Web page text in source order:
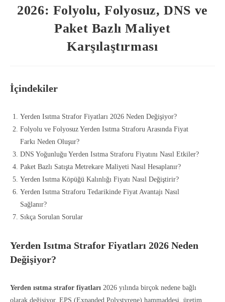
2026: Folyolu, Folyosuz, DNS ve
Paket Bazlı Maliyet
Karşılaştırması
İçindekiler
Yerden Isıtma Strafor Fiyatları 2026 Neden Değişiyor?
Folyolu ve Folyosuz Yerden Isıtma Straforu Arasında Fiyat
Farkı Neden Oluşur?
DNS Yoğunluğu Yerden Isıtma Straforu Fiyatını Nasıl Etkiler?
Paket Bazlı Satışta Metrekare Maliyeti Nasıl Hesaplanır?
Yerden Isıtma Köpüğü Kalınlığı Fiyatı Nasıl Değiştirir?
Yerden Isıtma Straforu Tedarikinde Fiyat Avantajı Nasıl
Sağlanır?
Sıkça Sorulan Sorular
Yerden Isıtma Strafor Fiyatları 2026 Neden
Değişiyor?
Yerden ısıtma strafor fiyatları 2026 yılında birçok nedene bağlı
olarak değişiyor. EPS (Expanded Polystyrene) hammaddesi, üretim